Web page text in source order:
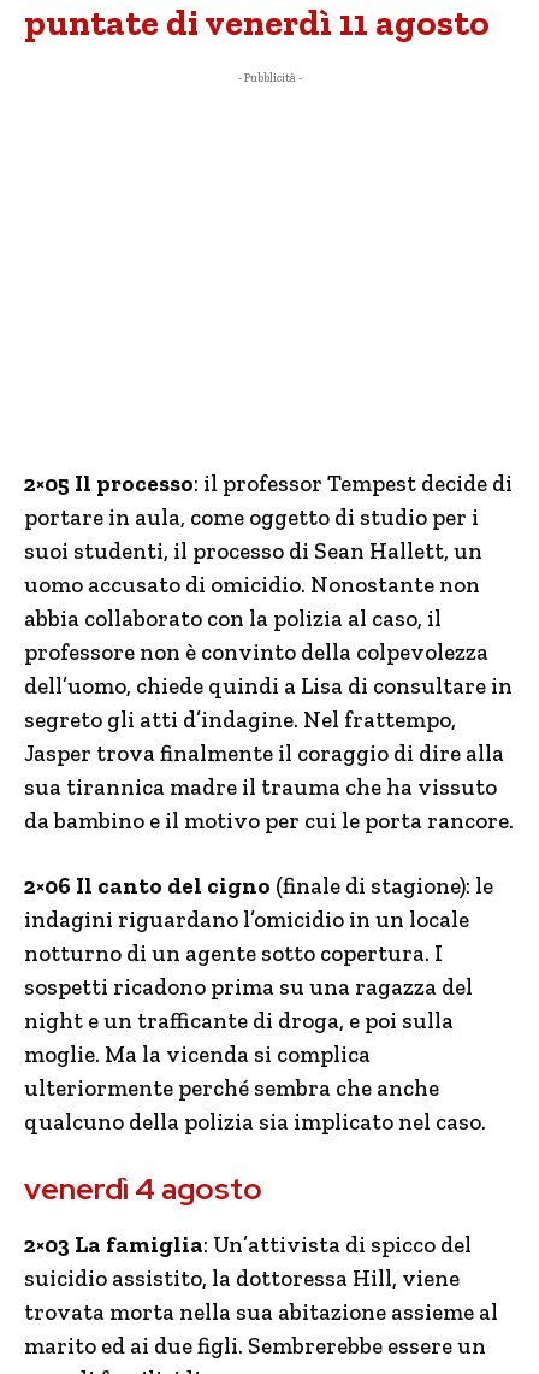
puntate di venerdì 11 agosto
- Pubblicità -
2×05 Il processo: il professor Tempest decide di
portare in aula, come oggetto di studio per i
suoi studenti, il processo di Sean Hallett, un
uomo accusato di omicidio. Nonostante non
abbia collaborato con la polizia al caso, il
professore non è convinto della colpevolezza
dell’uomo, chiede quindi a Lisa di consultare in
segreto gli atti d’indagine. Nel frattempo,
Jasper trova finalmente il coraggio di dire alla
sua tirannica madre il trauma che ha vissuto
da bambino e il motivo per cui le porta rancore.
2×06 Il canto del cigno (finale di stagione): le
indagini riguardano l’omicidio in un locale
notturno di un agente sotto copertura. I
sospetti ricadono prima su una ragazza del
night e un trafficante di droga, e poi sulla
moglie. Ma la vicenda si complica
ulteriormente perché sembra che anche
qualcuno della polizia sia implicato nel caso.
venerdì 4 agosto
2×03 La famiglia: Un’attivista di spicco del
suicidio assistito, la dottoressa Hill, viene
trovata morta nella sua abitazione assieme al
marito ed ai due figli. Sembrerebbe essere un